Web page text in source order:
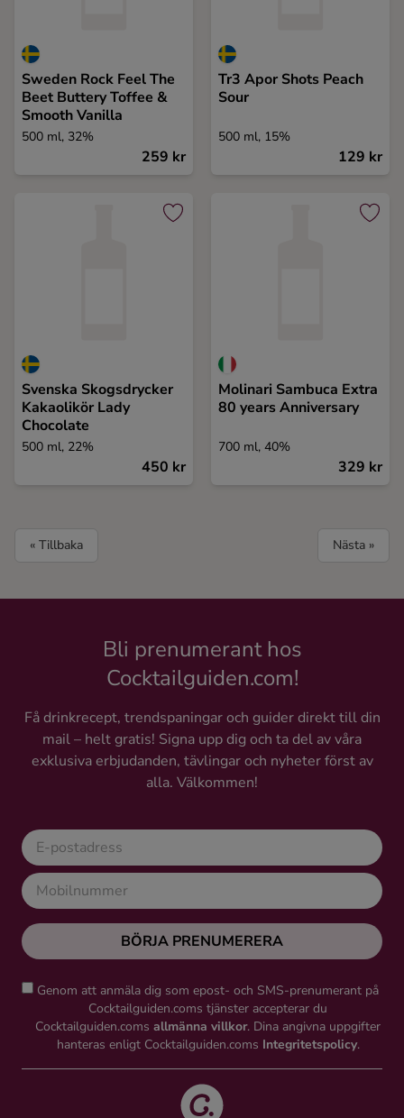
Sweden Rock Feel The
Beet Buttery Toffee &
Smooth Vanilla
500 ml, 32%
259 kr
Tr3 Apor Shots Peach
Sour
500 ml, 15%
129 kr
Svenska Skogsdrycker
Kakaolikör Lady
Chocolate
500 ml, 22%
450 kr
Molinari Sambuca Extra
80 years Anniversary
700 ml, 40%
329 kr
« Tillbaka Nästa »
Bli prenumerant hos
Cocktailguiden.com!
Få drinkrecept, trendspaningar och guider direkt till din
mail – helt gratis! Signa upp dig och ta del av våra
exklusiva erbjudanden, tävlingar och nyheter först av
alla. Välkommen!
BÖRJA PRENUMERERA
Genom att anmäla dig som epost- och SMS-prenumerant på
Cocktailguiden.coms tjänster accepterar du
Cocktailguiden.coms allmänna villkor. Dina angivna uppgifter
hanteras enligt Cocktailguiden.coms Integritetspolicy.